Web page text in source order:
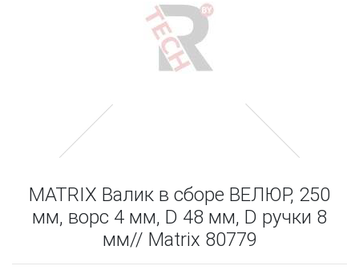
MATRIX Валик в сборе ВЕЛЮР, 250
мм, ворс 4 мм, D 48 мм, D ручки 8
мм// Matrix 80779